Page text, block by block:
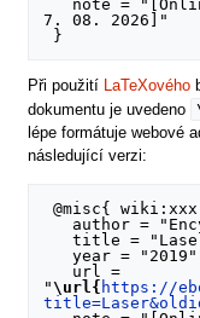
7. 08. 2026]"
Při použití LaTeXového
dokumentu je uvedeno
lépe formátuje webové
následující verzi:
@misc{ wiki:xxx,
   title = "Laser --- ",
   year = "2019",
"\url{ https://